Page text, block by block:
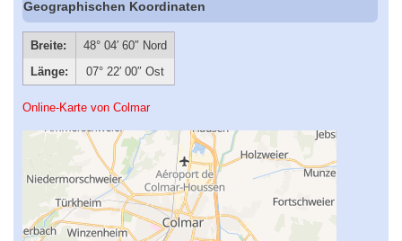
Geographischen Koordinaten
Breite:
48° 04′ 60″ Nord
Länge:
07° 22′ 00″ Ost
Online-Karte von Colmar